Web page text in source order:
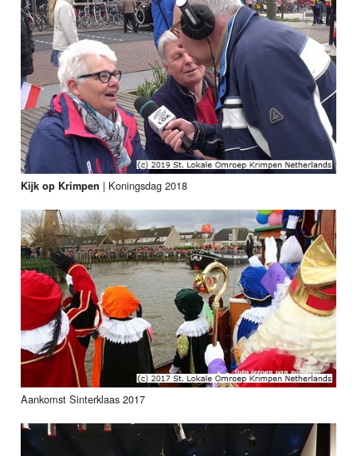
Kijk op Krimpen | Koningsdag 2018
Aankomst Sinterklaas 2017